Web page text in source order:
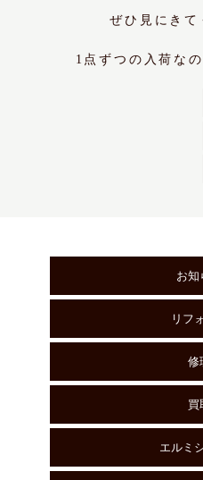
ぜひ見にきて
1点ずつの入荷な
お知
リフ
修
買
エルミ